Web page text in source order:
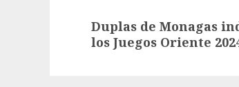
post:
Duplas de Monagas
los Juegos Oriente